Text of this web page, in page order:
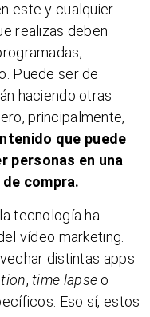
este y cualquier
realizas deben
Puede ser de
haciendo otras
principalmente,
que puede
personas en una
compra.
tecnología ha
vídeo marketing.
distintas apps
,time lapse o
Eso sí, estos